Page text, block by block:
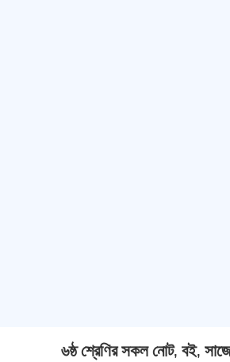
৬ষ্ঠ শ্রেণির সকল নোট, বই,